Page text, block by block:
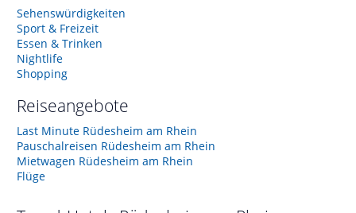
Sehenswürdigkeiten
Sport & Freizeit
Essen & Trinken
Nightlife
Shopping
Reiseangebote
Last Minute Rüdesheim am Rhein
Pauschalreisen Rüdesheim am Rhein
Mietwagen Rüdesheim am Rhein
Flüge